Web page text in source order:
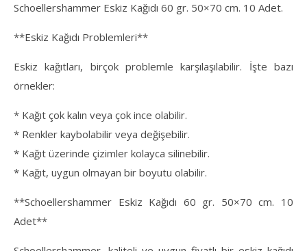
Schoellershammer Eskiz Kağıdı 60 gr. 50×70 cm. 10 Adet.
**Eskiz Kağıdı Problemleri**
Eskiz kağıtları, birçok problemle karşılaşılabilir. İşte bazı
örnekler:
* Kağıt çok kalın veya çok ince olabilir.
* Renkler kaybolabilir veya değişebilir.
* Kağıt üzerinde çizimler kolayca silinebilir.
* Kağıt, uygun olmayan bir boyutu olabilir.
**Schoellershammer Eskiz Kağıdı 60 gr. 50×70 cm. 10
Adet**